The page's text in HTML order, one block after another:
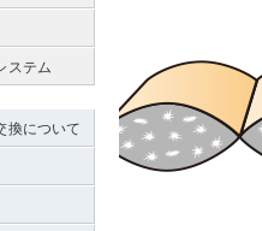
ステム
換について